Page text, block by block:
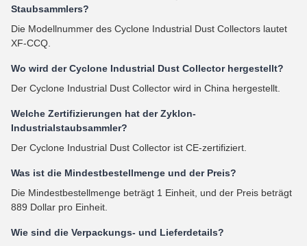
Staubsammlers?
Die Modellnummer des Cyclone Industrial Dust Collectors lautet
XF-CCQ.
Wo wird der Cyclone Industrial Dust Collector hergestellt?
Der Cyclone Industrial Dust Collector wird in China hergestellt.
Welche Zertifizierungen hat der Zyklon-
Industrialstaubsammler?
Der Cyclone Industrial Dust Collector ist CE-zertifiziert.
Was ist die Mindestbestellmenge und der Preis?
Die Mindestbestellmenge beträgt 1 Einheit, und der Preis beträgt
889 Dollar pro Einheit.
Wie sind die Verpackungs- und Lieferdetails?